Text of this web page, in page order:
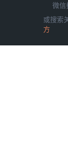
微信
或搜索
方